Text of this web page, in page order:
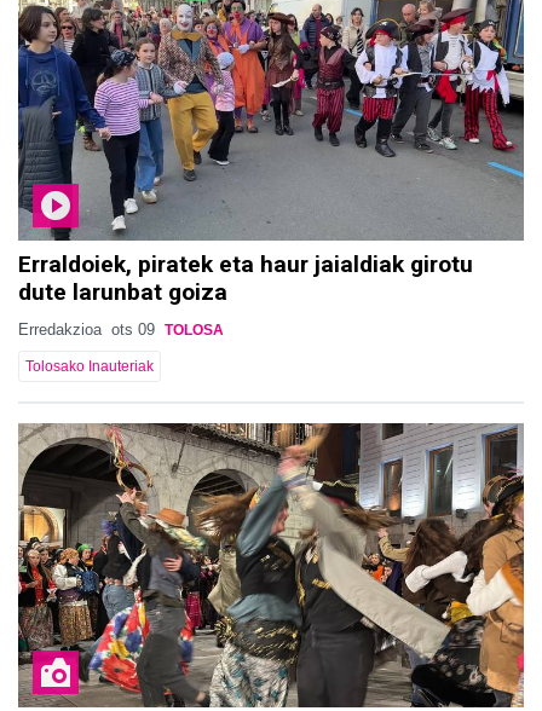
Erraldoiek, piratek eta haur jaialdiak girotu
dute larunbat goiza
Erredakzioa ots 09 TOLOSA
Tolosako Inauteriak